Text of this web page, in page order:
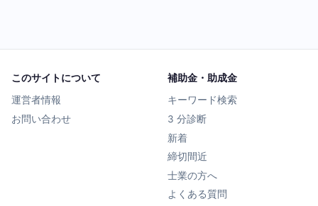
このサイトについて
運営者情報
お問い合わせ
補助金・助成金
キーワード検索
3 分診断
新着
締切間近
士業の方へ
よくある質問